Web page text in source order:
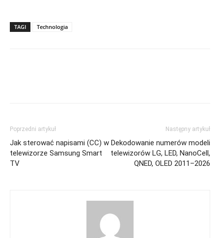
TAGI Technologia
Poprzedni artykuł
Jak sterować napisami (CC) w
telewizorze Samsung Smart
TV
Następny artykuł
Dekodowanie numerów modeli
telewizorów LG, LED, NanoCell,
QNED, OLED 2011–2026